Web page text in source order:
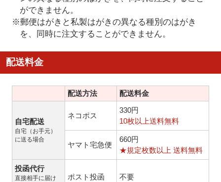
ができません。
※郵便はがきと私製はがきの異なる種別のはがき
を、同時に注文することができません。
配送料金
配送方法 配送料金
自宅配送
自宅（お手元）
に送る場合
ネコポス
330円
10枚以上送料無料
ヤマト宅急便
660円
★規定枚数以上 送料無料
投函代行
直接相手に届け
ポスト投函 不要